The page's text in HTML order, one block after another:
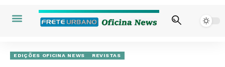
EDIÇÕES OFICINA NEWS REVISTAS